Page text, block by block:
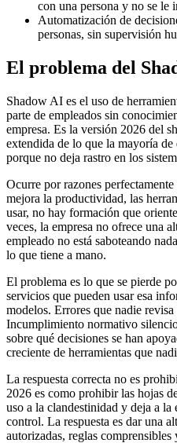
con una persona y no se le
Automatización de
personas, sin supervisión
El problema del
Shadow AI es el uso de
parte de empleados sin
empresa. Es la versión 2026 del
extendida de lo que la mayoría
porque no deja rastro en los
Ocurre por razones
mejora la productividad, las
usar, no hay formación que
veces, la empresa no ofrece una
empleado no está saboteando
lo que tiene a mano.
El problema es lo que se pierde
servicios que pueden usar esa
modelos. Errores que nadie
Incumplimiento normativo
sobre qué decisiones se han
creciente de herramientas que
La respuesta correcta no es
2026 es como prohibir las hojas
uso a la clandestinidad y deja a la
control. La respuesta es dar una
autorizadas, reglas